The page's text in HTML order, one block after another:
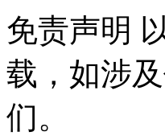
免责声明
载，如涉
们。